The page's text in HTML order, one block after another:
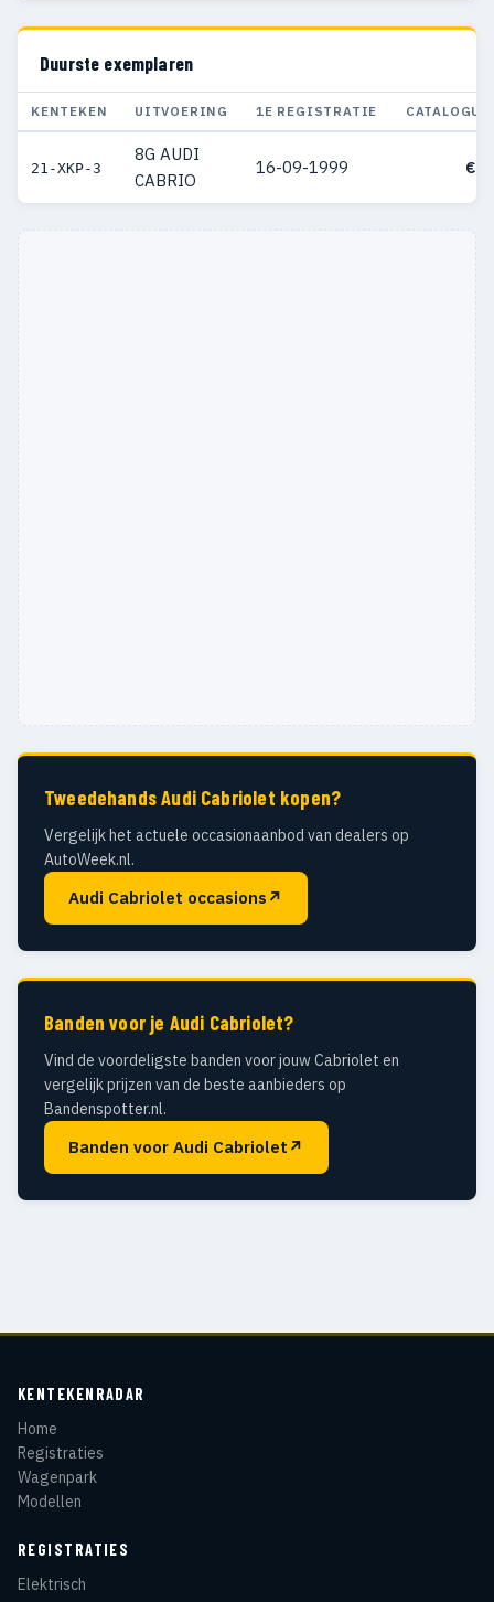
Duurste exemplaren
KENTEKEN UITVOERING 1E REGISTRATIE
21-XKP-3
8G AUDI
CABRIO
16-09-1999 €
Tweedehands Audi Cabriolet kopen?
Vergelijk het actuele occasionaanbod van dealers op
AutoWeek.nl.
Audi Cabriolet occasions ↗
Banden voor je Audi Cabriolet?
Vind de voordeligste banden voor jouw Cabriolet en
vergelijk prijzen van de beste aanbieders op
Bandenspotter.nl.
Banden voor Audi Cabriolet ↗
KENTEKENRADAR
Home
Registraties
Wagenpark
Modellen
REGISTRATIES
Elektrisch